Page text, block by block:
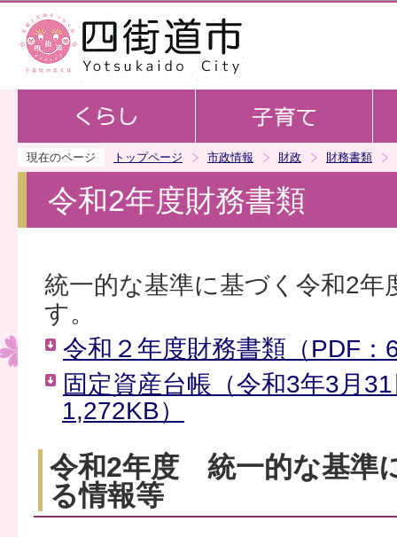
現在のページ トップページ 市政情報 財政 財務書類
令和2年度財務書類
統一的な基準に基づく令和2年
す。
令和２年度財務書類（PDF：
固定資産台帳（令和3年3月
1,272KB）
令和2年度 統一的な基準
る情報等